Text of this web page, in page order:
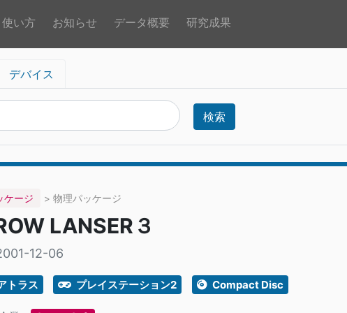
使い方 お知らせ データ概要 研究成果
デバイス
検索
ケージ > 物理パッケージ
LANSER３
12-06
トラス プレイステーション2 Compact Disc